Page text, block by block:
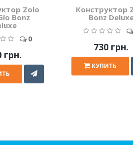
Zolo
Bonz
0
грн.
Конструктор
Bonz
730 грн.
КУПИТЬ